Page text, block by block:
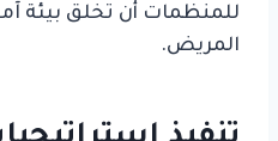
للمنظمات أن تخلق بيئة
المريض.